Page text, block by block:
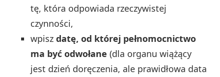
tę, która odpowiada rzeczywistej
czynności,
wpiszdatę, od której pełnomocnictwo
ma być odwołane (dla organu wiążący
jest dzień doręczenia, ale prawidłowa data